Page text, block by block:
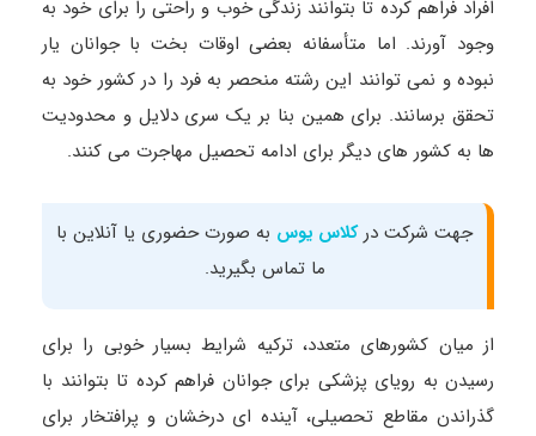
افراد فراهم کرده تا بتوانند زندگی خوب و راحتی را برای خود به
وجود آورند. اما متأسفانه بعضی اوقات بخت با جوانان یار
نبوده و نمی‌ توانند این رشته منحصر به‌ فرد را در کشور خود به
تحقق برسانند. برای همین بنا بر یک سری دلایل و محدودیت‌
ها به کشور های دیگر برای ادامه تحصیل مهاجرت می‌ کنند.
جهت شرکت درکلاس یوس به صورت حضوری یا آنلاین با
ما تماس بگیرید.
از میان کشورهای متعدد، ترکیه شرایط بسیار خوبی را برای
رسیدن به رویای پزشکی برای جوانان فراهم کرده تا بتوانند با
گذراندن مقاطع تحصیلی، آینده‌ ای درخشان و پرافتخار برای